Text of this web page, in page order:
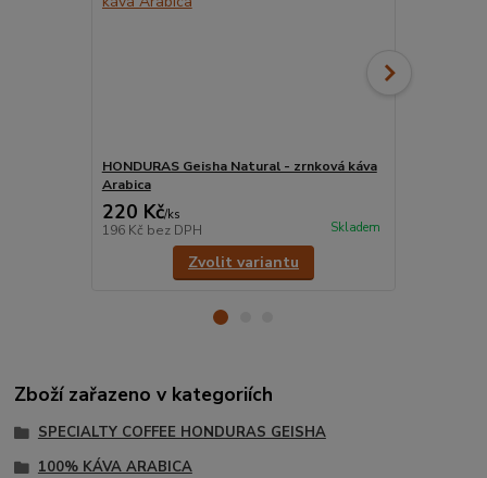
HONDURAS Geisha Natural - zrnková káva
Arabica
220 Kč/ks
196 Kč bez DPH Skladem
Zvolit variantu
Zboží zařazeno v kategoriích
SPECIALTY COFFEE HONDURAS GEISHA
100% KÁVA ARABICA